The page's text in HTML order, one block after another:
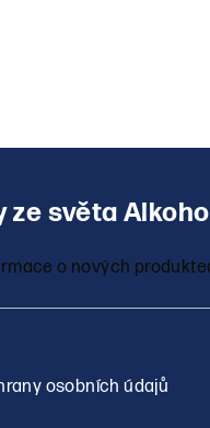
o nových
osobních údajů